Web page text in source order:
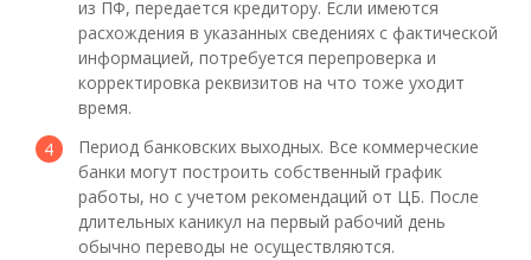
из ПФ, передается кредитору. Если имеются
расхождения в указанных сведениях с фактической
информацией, потребуется перепроверка и
корректировка реквизитов на что тоже уходит
время.
Период банковских выходных. Все коммерческие
банки могут построить собственный график
работы, но с учетом рекомендаций от ЦБ. После
длительных каникул на первый рабочий день
обычно переводы не осуществляются.